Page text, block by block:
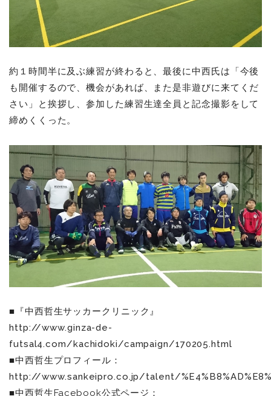
約１時間半に及ぶ練習が終わると、最後に中西氏は「今後
も開催するので、機会があれば、また是非遊びに来てくだ
さい」と挨拶し、参加した練習生達全員と記念撮影をして
締めくくった。
■『中西哲生サッカークリニック』
http://www.ginza-de-
futsal4.com/kachidoki/campaign/170205.html
■中西哲生プロフィール：
http://www.sankeipro.co.jp/talent/
■中西哲生Facebook公式ページ：